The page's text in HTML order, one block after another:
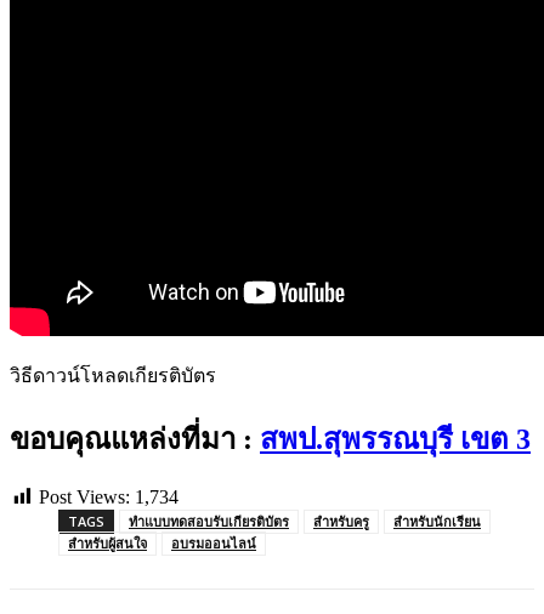
วิธีดาวน์โหลดเกียรติบัตร
ขอบคุณแหล่งที่มา : สพป.สุพรรณบุรี เขต 3
Post Views: 1,734
TAGS ทำแบบทดสอบรับเกียรติบัตร สำหรับครู
สำหรับนักเรียน
สำหรับผู้สนใจ
อบรมออนไลน์